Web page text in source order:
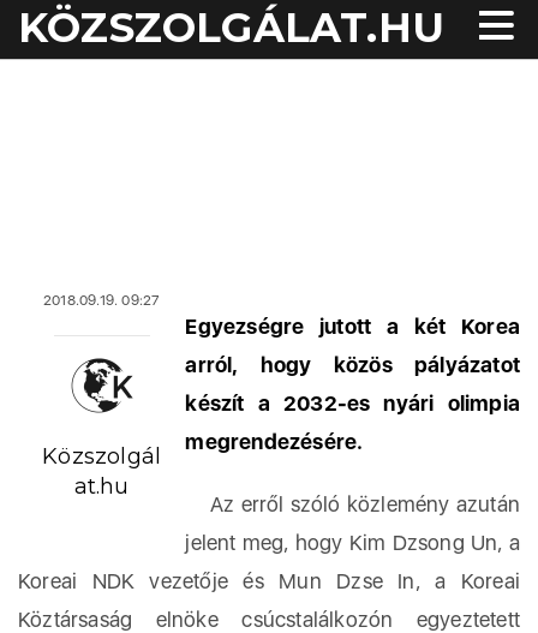
KÖZSZOLGÁLAT.HU
2018.09.19. 09:27
Közszolgál
at.hu
Egyezségre jutott a két Korea
arról, hogy közös pályázatot
készít a 2032-es nyári olimpia
megrendezésére.
Az erről szóló közlemény azután
jelent meg, hogy Kim Dzsong Un, a
Koreai NDK vezetője és Mun Dzse In, a Koreai
Köztársaság elnöke csúcstalálkozón egyeztetett